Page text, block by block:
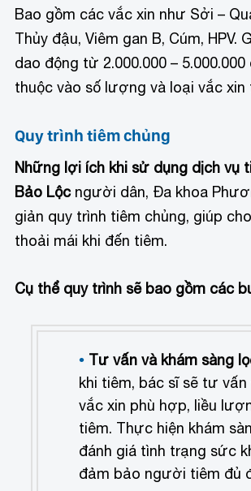
Bao gồm các vắc xin như Sởi –
Thủy đậu, Viêm gan B, Cúm, HPV.
dao động từ 2.000.000 – 5.000.000
thuộc vào số lượng và loại vắc xin
Quy trình tiêm chủng
Những lợi ích khi sử dụng dịch vụ
Bảo Lộcngười dân, Đa khoa
giản quy trình tiêm chủng, giúp
thoải mái khi đến tiêm.
Cụ thể quy trình sẽ bao gồm các
Tư vấn và khám sàng
khi tiêm, bác sĩ sẽ tư vấn
vắc xin phù hợp, liều
tiêm. Thực hiện khám
đánh giá tình trạng sức
đảm bảo người tiêm đủ